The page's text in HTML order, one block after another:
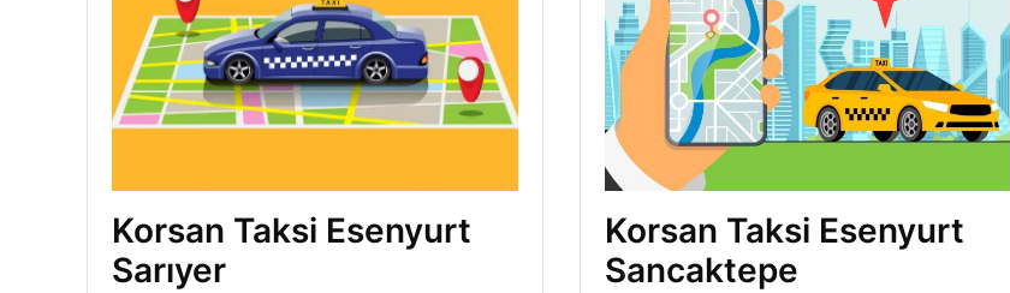
Korsan Taksi Esenyurt
Sarıyer
Korsan Taksi Esenyurt
Sancaktepe